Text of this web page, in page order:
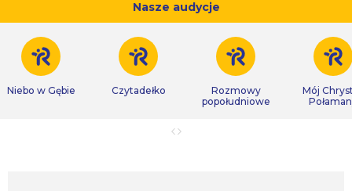
Nasze audycje
Niebo w Gębie Czytadełko
Rozmowy
popołudniowe
Mój